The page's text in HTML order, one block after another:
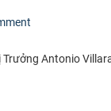
Antonio